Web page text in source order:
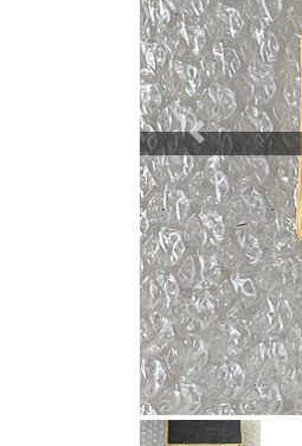
Previous